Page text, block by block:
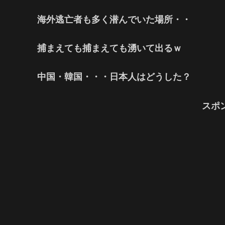
海外逃亡者も多く潜んでいた場所・・
捕まえても捕まえても湧いて出るｗ
中国・韓国・・・日本人はどうした？
スポ